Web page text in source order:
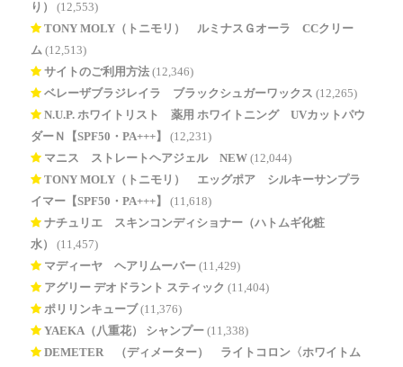
り）
(12,553)
TONY MOLY（トニモリ） ルミナスＧオーラ CCクリー
ム (12,513)
サイトのご利用方法 (12,346)
ベレーザブラジレイラ ブラックシュガーワックス (12,265)
N.U.P. ホワイトリスト 薬用 ホワイトニング UVカットパウ
ダーＮ【SPF50・PA+++】
(12,231)
マニス ストレートヘアジェル NEW (12,044)
TONY MOLY（トニモリ） エッグポア シルキーサンプラ
イマー【SPF50・PA+++】
(11,618)
ナチュリエ スキンコンディショナー（ハトムギ化粧
水）
(11,457)
マディーヤ ヘアリムーバー (11,429)
アグリー デオドラント スティック (11,404)
ポリリンキューブ (11,376)
YAEKA（八重花） シャンプー (11,338)
DEMETER®（ディメーター） ライトコロン〈ホワイトム